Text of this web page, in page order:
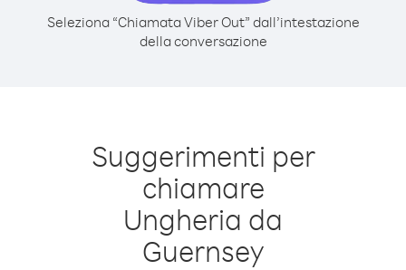
Seleziona “Chiamata Viber Out” dall’intestazione
della conversazione
Suggerimenti per
chiamare
Ungheria da
Guernsey